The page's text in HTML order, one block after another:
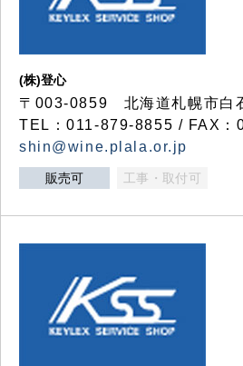
(株)登心
〒003-0859 北海道札幌市白
TEL：011-879-8855 / FAX：
shin@wine.plala.or.jp
販売可 工事・取付可